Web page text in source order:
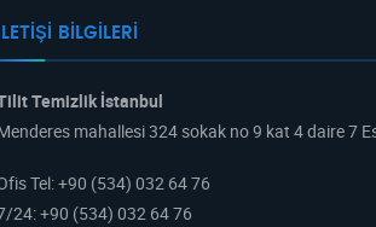
BILGILERI
Temizlik İstanbul
mahallesi 324 sokak no 9 kat 4 daire 7
Tel:+90 (534) 032 64 76
24:+90 (534) 032 64 76